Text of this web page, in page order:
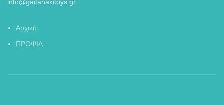
info@gaitanakitoys.gr
Αρχική
ΠΡΟΦΙΛ